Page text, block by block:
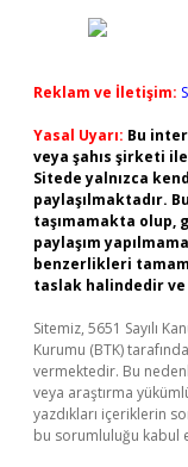
Reklam ve İletişim:
Yasal Uyarı: Bu
veya şahıs şirketi
Sitede yalnızca
paylaşılmaktadır.
taşımamakta olup,
paylaşım
benzerlikleri
taslak halindedir
Sitemiz, 5651 Sayılı
Kurumu (BTK)
vermektedir. Bu
veya araştırma
yazdıkları içeriklerin
bu sorumluluğu kabul